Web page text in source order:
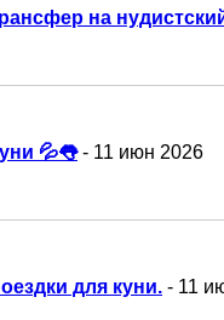
на
💦👅- 11 июн 2026
для куни. - 11